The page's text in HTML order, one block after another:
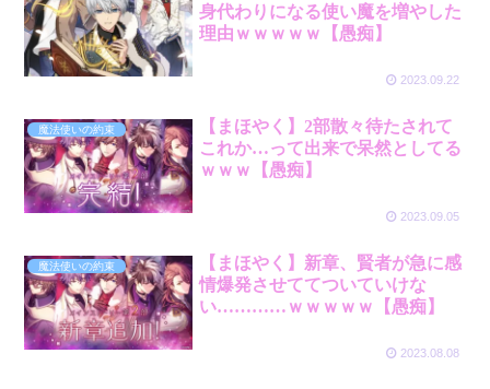
身代わりになる使い魔を増やした
理由ｗｗｗｗｗ【愚痴】
2023.09.22
魔法使いの約束
【まほやく】2部散々待たされて
これか…って出来で呆然としてる
ｗｗｗ【愚痴】
2023.09.05
魔法使いの約束
【まほやく】新章、賢者が急に感
情爆発させててついていけな
い…………ｗｗｗｗｗ【愚痴】
2023.08.08